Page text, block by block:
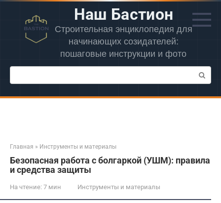
Перейти
контенту
Наш Бастион
Строительная энциклопедия для
начинающих созидателей:
пошаговые инструкции и фото
Поиск:
Главная » Инструменты и материалы
Безопасная работа с болгаркой (УШМ): правила
и средства защиты
На чтение: 7 мин Инструменты и материалы